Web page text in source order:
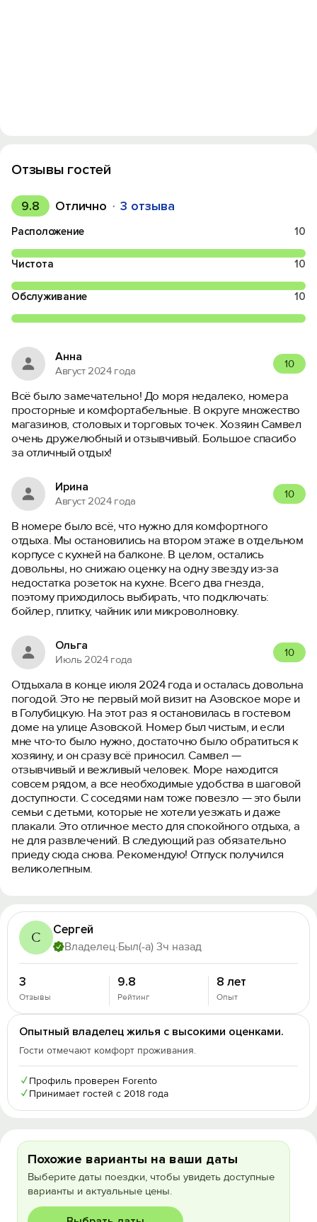
Отзывы гостей
9.8 Отлично 3 отзыва
Расположение 10
Чистота 10
Обслуживание 10
Анна
Август 2024 года
10
Всё было замечательно! До моря недалеко, номера
просторные и комфортабельные. В округе множество
магазинов, столовых и торговых точек. Хозяин Самвел
очень дружелюбный и отзывчивый. Большое спасибо
за отличный отдых!
Ирина
Август 2024 года
10
В номере было всё, что нужно для комфортного
отдыха. Мы остановились на втором этаже в отдельном
корпусе с кухней на балконе. В целом, остались
довольны, но снижаю оценку на одну звезду из-за
недостатка розеток на кухне. Всего два гнезда,
поэтому приходилось выбирать, что подключать:
бойлер, плитку, чайник или микроволновку.
Ольга
Июль 2024 года
10
Отдыхала в конце июля 2024 года и осталась довольна
погодой. Это не первый мой визит на Азовское море и
в Голубицкую. На этот раз я остановилась в гостевом
доме на улице Азовской. Номер был чистым, и если
мне что-то было нужно, достаточно было обратиться к
хозяину, и он сразу всё приносил. Самвел —
отзывчивый и вежливый человек. Море находится
совсем рядом, а все необходимые удобства в шаговой
доступности. С соседями нам тоже повезло — это были
семьи с детьми, которые не хотели уезжать и даже
плакали. Это отличное место для спокойного отдыха, а
не для развлечений. В следующий раз обязательно
приеду сюда снова. Рекомендую! Отпуск получился
великолепным.
С Сергей
Владелец·Был(-а) 3ч назад
3
Отзывы
9.8
Рейтинг
8 лет
Опыт
Опытный владелец жилья с высокими оценками.
Гости отмечают комфорт проживания.
✓ Профиль проверен Forento
✓ Принимает гостей с 2018 года
Похожие варианты на ваши даты
Выберите даты поездки, чтобы увидеть доступные
варианты и актуальные цены.